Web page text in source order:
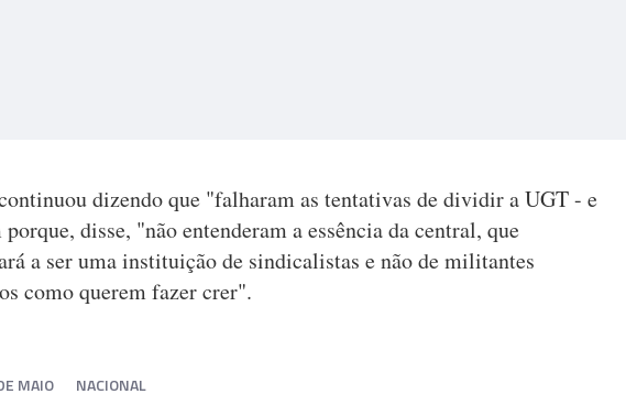
dizendo que "falharam as tentativas de dividir a UGT - e
disse, "não entenderam a essência da central, que
a ser uma instituição de sindicalistas e não de militantes
como querem fazer crer".
MAIO NACIONAL